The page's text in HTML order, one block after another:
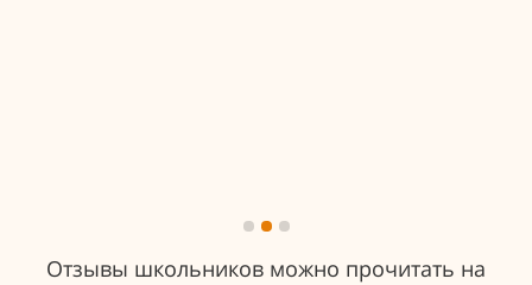
Отзывы школьников можно прочитать на